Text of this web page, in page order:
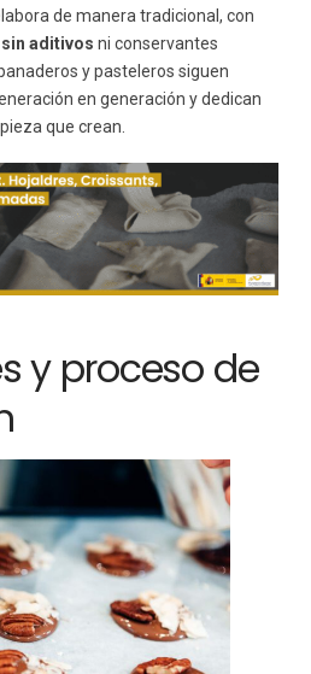
de manera tradicional, con
aditivos ni conservantes
y pasteleros siguen
en generación y dedican
que crean.
y proceso de